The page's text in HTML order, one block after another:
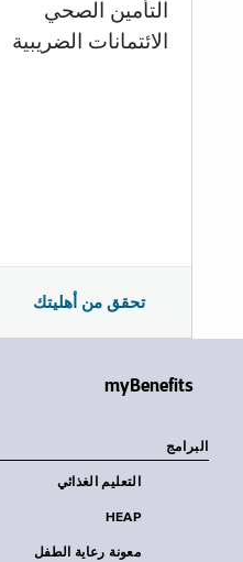
التأمين الصحي
الائتمانات الضريبية
تحقق من أهليتك
myBenefits
البرامج
التعليم الغذائي
HEAP
معونة رعاية الطفل